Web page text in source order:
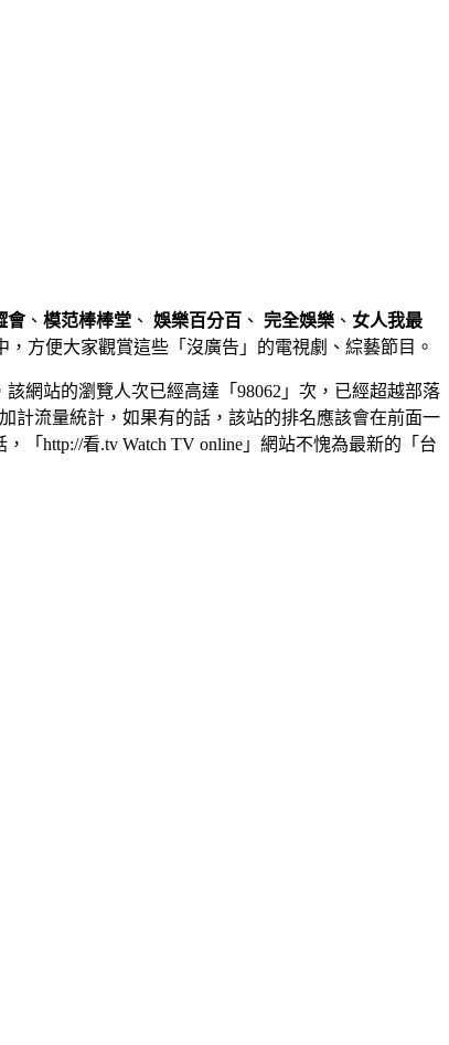
會、 模范棒棒堂 、 娛樂百分百 、 完全娛樂 、 女人我最
方便大家觀賞這些「沒廣告」的電視劇、綜藝節目。
網站的瀏覽人次已經高達「98062」次，已經超越部落
計流量統計，如果有的話，該站的排名應該會在前面一
「http://看.tv Watch TV online」網站不愧為最新的「台